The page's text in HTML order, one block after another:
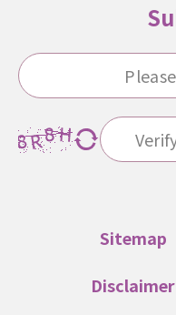
Sitemap
Disclaimer